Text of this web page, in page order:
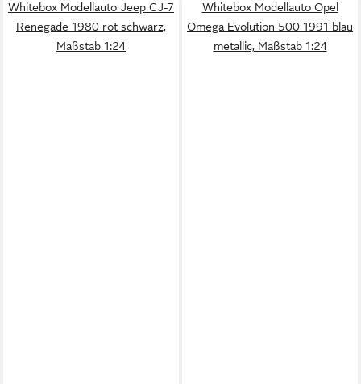
Whitebox Modellauto Jeep CJ-7
Renegade 1980 rot schwarz,
Maßstab 1:24
Whitebox Modellauto Opel
Omega Evolution 500 1991 blau
metallic, Maßstab 1:24